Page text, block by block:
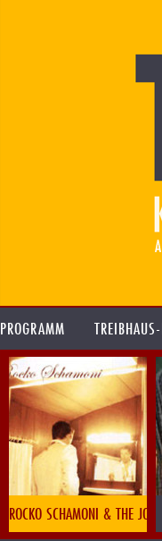
PROGRAMM
ROCKO SCHAMONI & THE